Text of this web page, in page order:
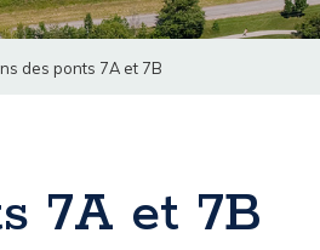
des ponts 7A et 7B
7A et 7B